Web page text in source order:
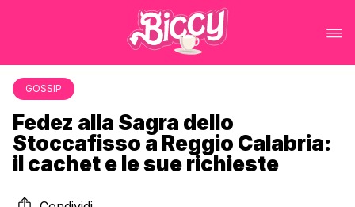
GOSSIP
Fedez alla Sagra dello
Stoccafisso a Reggio Calabria:
il cachet e le sue richieste